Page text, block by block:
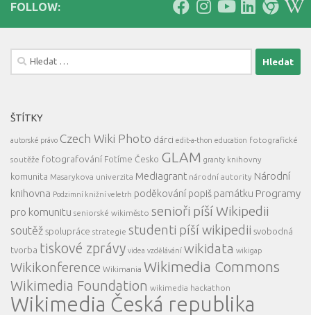
FOLLOW:
Vyhledávání
ŠTÍTKY
autorské právo Czech Wiki Photo dárci edit-a-thon education fotografické
soutěže fotografování Fotíme Česko GLAM granty knihovny
komunita Masarykova univerzita Mediagrant národní autority Národní
knihovna Podzimní knižní veletrh poděkování popiš památku Programy
pro komunitu seniorské wikiměsto senioři píší Wikipedii
soutěž spolupráce strategie studenti píší wikipedii svobodná
tvorba tiskové zprávy videa vzdělávání wikidata wikigap
Wikikonference Wikimania Wikimedia Commons
Wikimedia Foundation wikimedia hackathon
Wikimedia Česká republika